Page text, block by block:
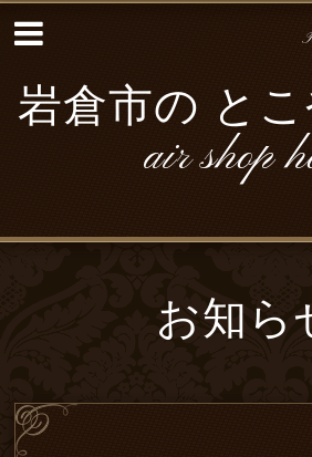
岩倉市の と
air shop
お知ら